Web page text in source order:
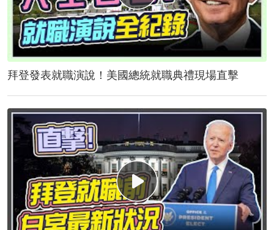
拜登發表就職演說！美國總統就職典禮現場直擊